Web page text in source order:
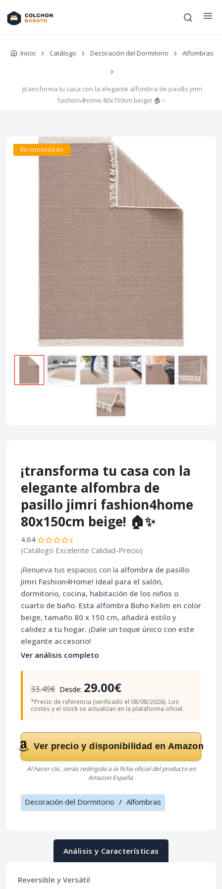
Inicio Catálogo Decoración del Dormitorio Alfombras
¡transforma tu casa con la elegante alfombra de pasillo jimri
fashion4home 80x150cm beige! 🏠✨
Recomendado
¡transforma tu casa con la
elegante alfombra de
pasillo jimri fashion4home
80x150cm beige! 🏠✨
4.64
(Catálogo Excelente Calidad-Precio)
¡Renueva tus espacios con la alfombra de pasillo
Jimri Fashion4Home! Ideal para el salón,
dormitorio, cocina, habitación de los niños o
cuarto de baño. Esta alfombra Boho Kelim en color
beige, tamaño 80 x 150 cm, añadirá estilo y
calidez a tu hogar. ¡Dale un toque único con este
elegante accesorio!
Ver análisis completo
33.49€ Desde: 29.00€
*Precio de referencia (verificado el 08/08/2026). Los
costes y el stock se actualizan en la plataforma oficial.
Ver precio y disponibilidad en Amazon
Al hacer clic, serás redirigido a la ficha oficial del producto en
Amazon España.
Decoración del Dormitorio / Alfombras
Análisis y Características
Reversible y Versátil